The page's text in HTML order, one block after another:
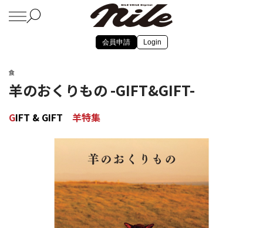
会員申請 Login
食
羊のおくりもの -GIFT&GIFT-
GIFT & GIFT 羊特集